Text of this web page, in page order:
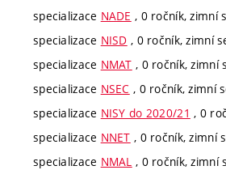
specializace NADE , 0 ročník, zimní
specializace NISD , 0 ročník, zimní
specializace NMAT , 0 ročník, zimní
specializace NSEC , 0 ročník, zimní
specializace NISY do 2020/21 , 0
specializace NNET , 0 ročník, zimní
specializace NMAL , 0 ročník, zimní